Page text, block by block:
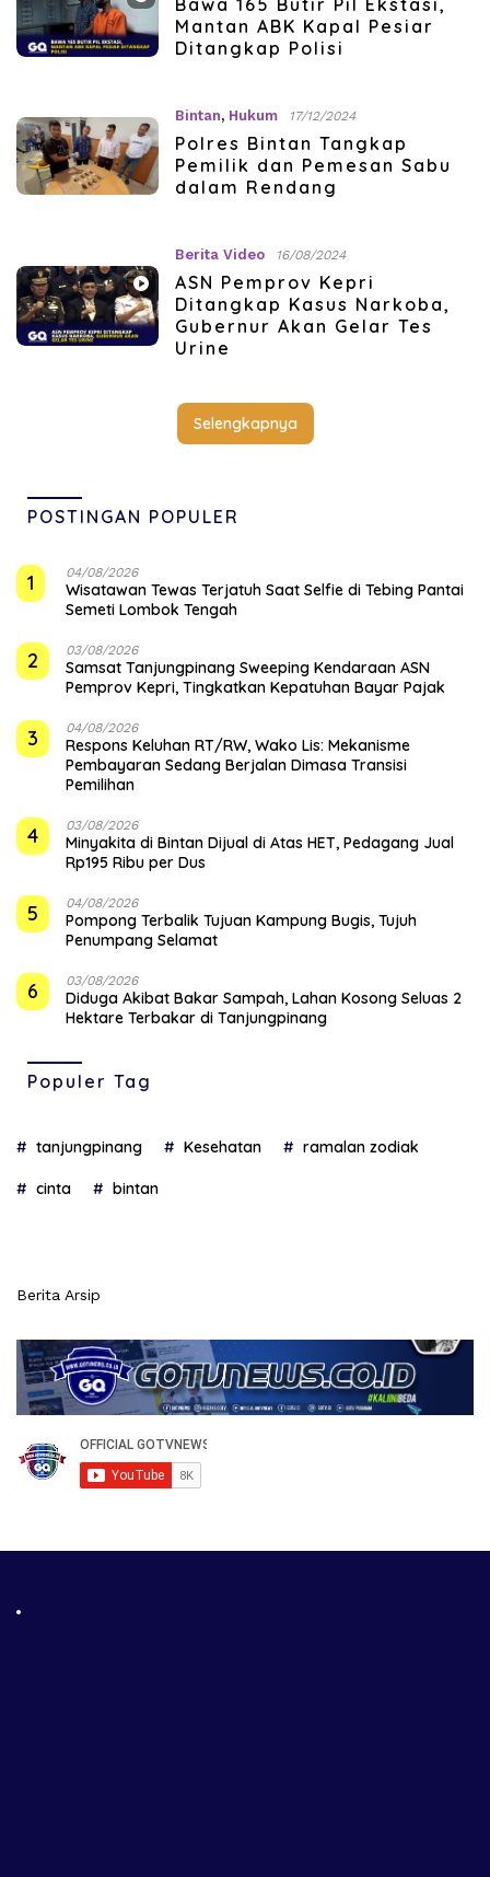
Mantan ABK Kapal Pesiar
Ditangkap Polisi
Bintan, Hukum 17/12/2024
Polres Bintan Tangkap
Pemilik dan Pemesan Sabu
dalam Rendang
Berita Video 16/08/2024
ASN Pemprov Kepri
Ditangkap Kasus Narkoba,
Gubernur Akan Gelar Tes
Urine
Selengkapnya
POSTINGAN POPULER
1 04/08/2026
Wisatawan Tewas Terjatuh Saat Selfie di Tebing Pantai
Semeti Lombok Tengah
2 03/08/2026
Samsat Tanjungpinang Sweeping Kendaraan ASN
Pemprov Kepri, Tingkatkan Kepatuhan Bayar Pajak
3 04/08/2026
‎Respons Keluhan RT/RW, Wako Lis: Mekanisme
Pembayaran Sedang Berjalan Dimasa Transisi
Pemilihan
4 03/08/2026
Minyakita di Bintan Dijual di Atas HET, Pedagang Jual
Rp195 Ribu per Dus
5 04/08/2026
Pompong Terbalik Tujuan Kampung Bugis, Tujuh
Penumpang Selamat
6 03/08/2026
Diduga Akibat Bakar Sampah, Lahan Kosong Seluas 2
Hektare Terbakar di Tanjungpinang
Populer Tag
tanjungpinang Kesehatan ramalan zodiak
cinta bintan
Berita Arsip